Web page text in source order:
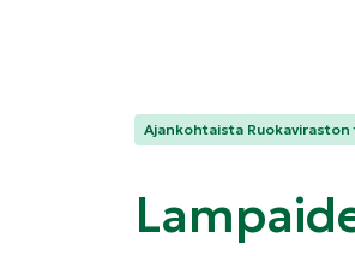
Kategoriat:
Ajankohtaista